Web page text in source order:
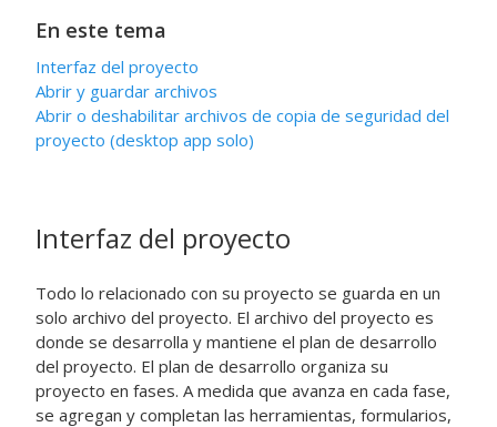
En este tema
Interfaz del proyecto
Abrir y guardar archivos
Abrir o deshabilitar archivos de copia de seguridad del
proyecto (desktop app solo)
Interfaz del proyecto
Todo lo relacionado con su proyecto se guarda en un
solo archivo del proyecto. El archivo del proyecto es
donde se desarrolla y mantiene el plan de desarrollo
del proyecto. El plan de desarrollo organiza su
proyecto en fases. A medida que avanza en cada fase,
se agregan y completan las herramientas, formularios,